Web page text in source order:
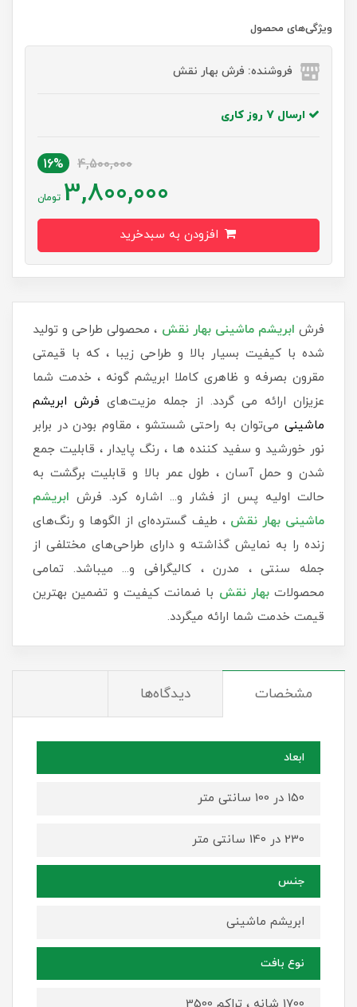
ویژگی‌های محصول
فروشنده: فرش بهار نقش
ارسال 7 روز کاری
4,500,000
16%
3,800,000 تومان
فرش ابریشم ماشینی بهار نقش ، محصولی طراحی و تولید
شده با کیفیت بسیار بالا و طراحی زیبا ، که با قیمتی
مقرون بصرفه و ظاهری کاملا ابریشم گونه ، خدمت شما
عزیزان ارائه می گردد. از جمله مزیت‌های فرش ابریشم
ماشینی می‌توان به راحتی شستشو ، مقاوم بودن در برابر
نور خورشید و سفید کننده ها ، رنگ پایدار ، قابلیت جمع
شدن و حمل آسان ، طول عمر بالا و قابلیت برگشت به
حالت اولیه پس از فشار و... اشاره کرد. فرش ابریشم
ماشینی بهار نقش، طیف گسترده‌ای از الگوها و رنگ‌های
زنده را به نمایش گذاشته و دارای طراحی‌های مختلفی از
جمله سنتی ، مدرن ، کالیگرافی و... میباشد. تمامی
محصولاتبهار نقش با ضمانت کیفیت و تضمین بهترین
قیمت خدمت شما ارائه میگردد.
مشخصات دیدگاه‌ها
ابعاد
150 در 100 سانتی متر
230 در 140 سانتی متر
جنس
ابریشم ماشینی
نوع بافت